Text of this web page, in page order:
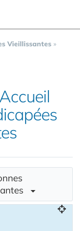
Vieillissantes »
Accueil